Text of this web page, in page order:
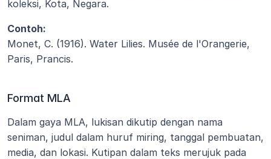
koleksi, Kota, Negara.
Contoh:
Monet, C. (1916). Water Lilies. Musée de l'Orangerie,
Paris, Prancis.
Format MLA
Dalam gaya MLA, lukisan dikutip dengan nama
seniman, judul dalam huruf miring, tanggal pembuatan,
media, dan lokasi. Kutipan dalam teks merujuk pada